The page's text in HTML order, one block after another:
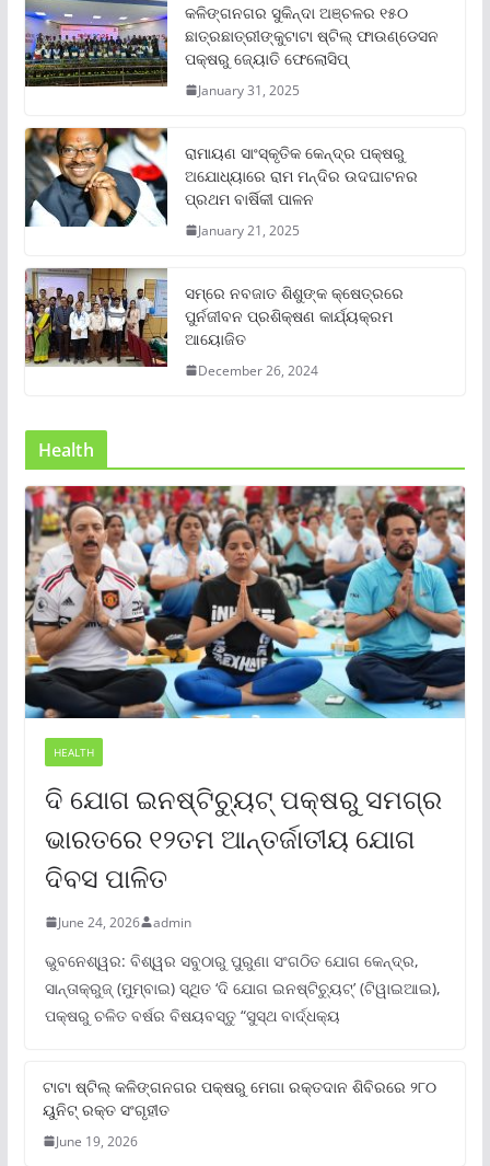
କଳିଙ୍ଗନଗର ସୁକିନ୍ଦା ଅଞ୍ଚଳର ୧୫୦
ଛାତ୍ରଛାତ୍ରୀଙ୍କୁଟାଟା ଷ୍ଟିଲ୍ ଫାଉଣ୍ଡେସନ
ପକ୍ଷରୁ ଜ୍ୟୋତି ଫେଲୋସିପ୍‌
January 31, 2025
ରାମାୟଣ ସାଂସ୍କୃତିକ କେନ୍ଦ୍ର ପକ୍ଷରୁ
ଅଯୋଧ୍ୟାରେ ରାମ ମନ୍ଦିର ଉଦଘାଟନର
ପ୍ରଥମ ବାର୍ଷିକୀ ପାଳନ
January 21, 2025
ସମ୍‌ରେ ନବଜାତ ଶିଶୁଙ୍କ କ୍ଷେତ୍ରରେ
ପୁର୍ନଜୀବନ ପ୍ରଶିକ୍ଷଣ କାର୍ଯ୍ୟକ୍ରମ
ଆୟୋଜିତ
December 26, 2024
Health
HEALTH
ଦି ଯୋଗ ଇନଷ୍ଟିଚ୍ୟୁଟ୍ ପକ୍ଷରୁ ସମଗ୍ର
ଭାରତରେ ୧୨ତମ ଆନ୍ତର୍ଜାତୀୟ ଯୋଗ
ଦିବସ ପାଳିତ
June 24, 2026 admin
ଭୁବନେଶ୍ୱର: ବିଶ୍ୱର ସବୁଠାରୁ ପୁରୁଣା ସଂଗଠିତ ଯୋଗ କେନ୍ଦ୍ର,
ସାନ୍ତାକ୍ରୁଜ୍ (ମୁମ୍ବାଇ) ସ୍ଥିତ ‘ଦି ଯୋଗ ଇନଷ୍ଟିଚ୍ୟୁଟ୍‌’ (ଟିୱାଇଆଇ),
ପକ୍ଷରୁ ଚଳିତ ବର୍ଷର ବିଷୟବସ୍ତୁ “ସୁସ୍ଥ ବାର୍ଦ୍ଧକ୍ୟ
ଟାଟା ଷ୍ଟିଲ୍‌ କଳିଙ୍ଗନଗର ପକ୍ଷରୁ ମେଗା ରକ୍ତଦାନ ଶିବିରରେ ୨୮୦
ୟୁନିଟ୍‌ ରକ୍ତ ସଂଗୃହୀତ
June 19, 2026